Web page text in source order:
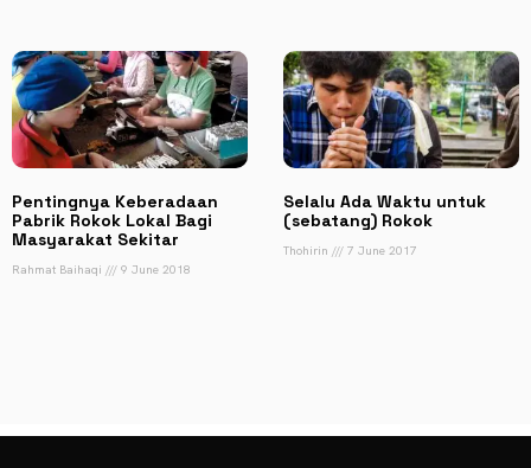
Pentingnya Keberadaan
Pabrik Rokok Lokal Bagi
Masyarakat Sekitar
Rahmat Baihaqi 9 June 2018
Selalu Ada Waktu untuk
(sebatang) Rokok
Thohirin 7 June 2017